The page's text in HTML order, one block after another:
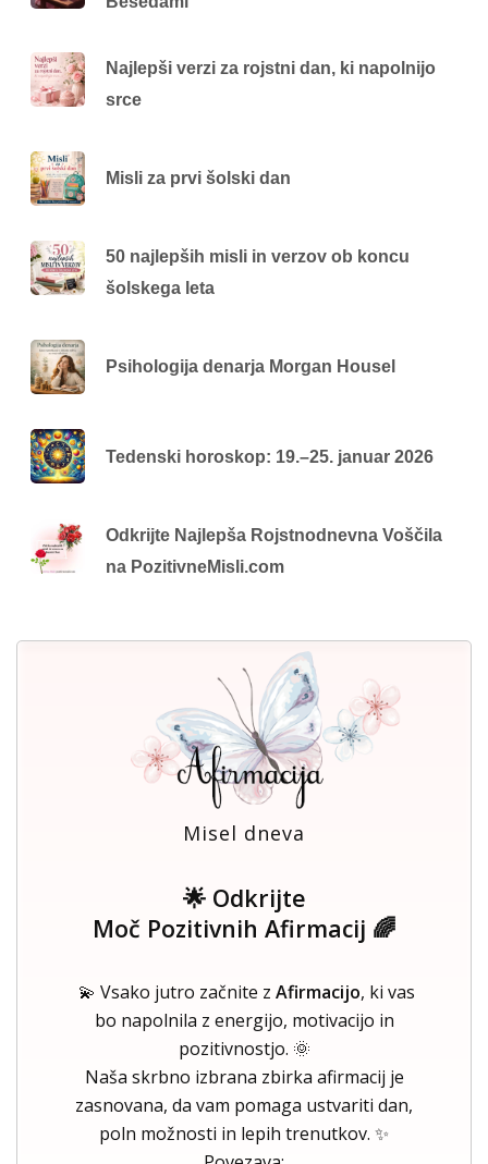
Najlepši verzi za rojstni dan, ki napolnijo
srce
Misli za prvi šolski dan
50 najlepših misli in verzov ob koncu
šolskega leta
Psihologija denarja Morgan Housel
Tedenski horoskop: 19.–25. januar 2026
Odkrijte Najlepša Rojstnodnevna Voščila
na PozitivneMisli.com
Misel dneva
🌟 Odkrijte
Moč Pozitivnih Afirmacij 🌈
💫 Vsako jutro začnite z Afirmacijo, ki vas
bo napolnila z energijo, motivacijo in
pozitivnostjo. 🌞
Naša skrbno izbrana zbirka afirmacij je
zasnovana, da vam pomaga ustvariti dan,
poln možnosti in lepih trenutkov. ✨